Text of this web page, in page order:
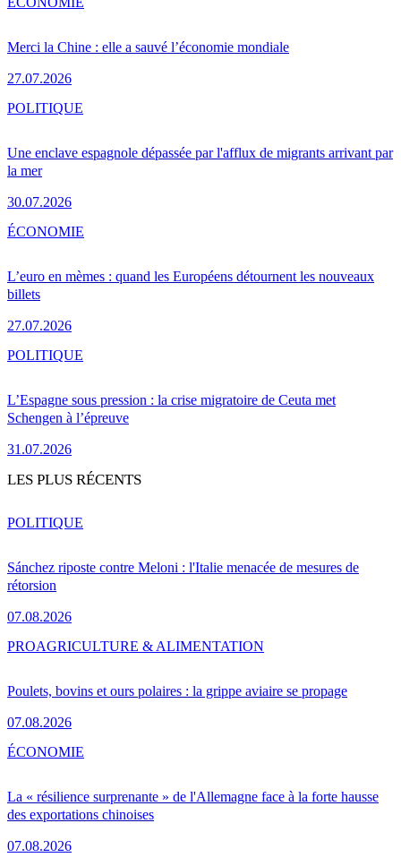
Merci la Chine : elle a sauvé l’économie mondiale
27.07.2026
Une enclave espagnole dépassée par l'afflux de migrants arrivant par
la mer
30.07.2026
POLITIQUE
L’euro en mèmes : quand les Européens détournent les nouveaux
billets
27.07.2026
ÉCONOMIE
L’Espagne sous pression : la crise migratoire de Ceuta met
Schengen à l’épreuve
31.07.2026
POLITIQUE
LES PLUS RÉCENTS
Sánchez riposte contre Meloni : l'Italie menacée de mesures de
rétorsion
07.08.2026
POLITIQUE
Poulets, bovins et ours polaires : la grippe aviaire se propage
07.08.2026
PROAGRICULTURE & ALIMENTATION
La « résilience surprenante » de l'Allemagne face à la forte hausse
des exportations chinoises
07.08.2026
ÉCONOMIE